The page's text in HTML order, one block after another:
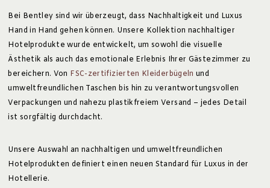
Bei Bentley sind wir überzeugt, dass Nachhaltigkeit und Luxus
Hand in Hand gehen können. Unsere Kollektion nachhaltiger
Hotelprodukte wurde entwickelt, um sowohl die visuelle
Ästhetik als auch das emotionale Erlebnis Ihrer Gästezimmer zu
bereichern. Von FSC-zertifizierten Kleiderbügeln und
umweltfreundlichen Taschen bis hin zu verantwortungsvollen
Verpackungen und nahezu plastikfreiem Versand – jedes Detail
ist sorgfältig durchdacht.
Unsere Auswahl an nachhaltigen und umweltfreundlichen
Hotelprodukten definiert einen neuen Standard für Luxus in der
Hotellerie.